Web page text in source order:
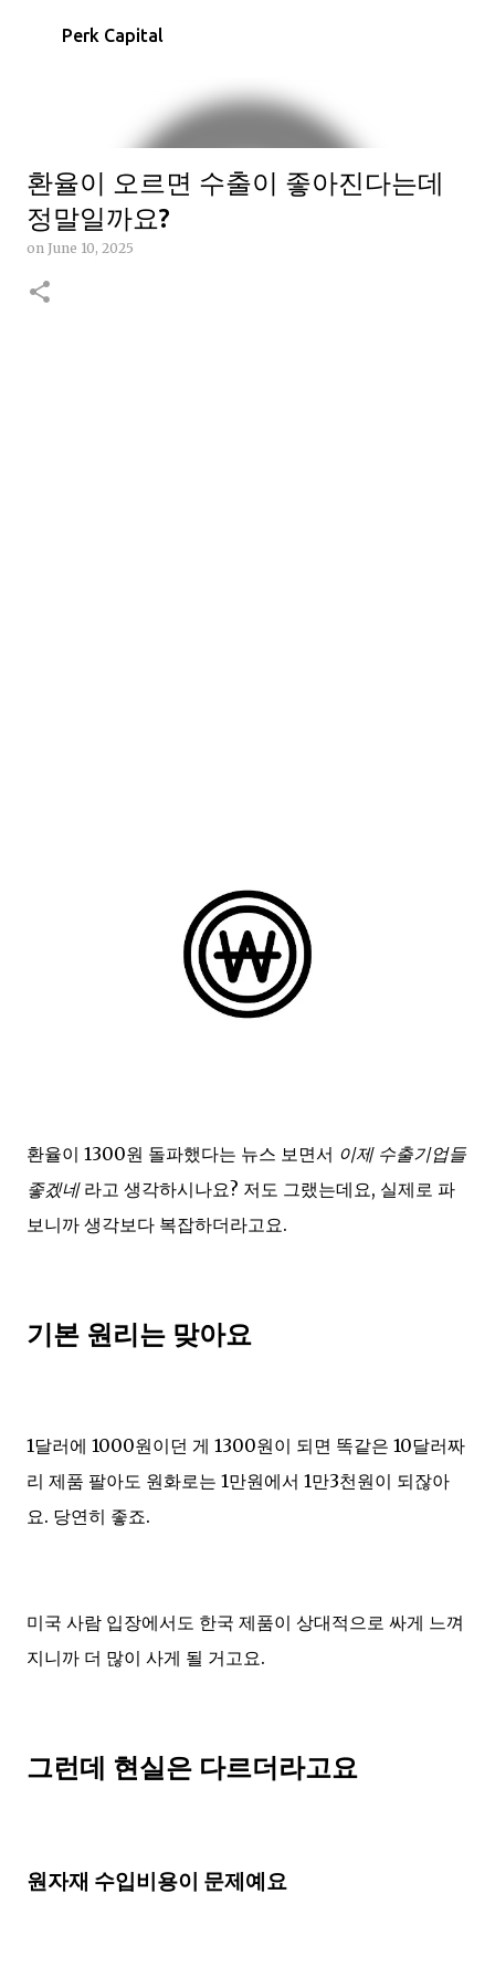
Perk Capital
환율이 오르면 수출이 좋아진다는데
정말일까요?
on June 10, 2025
환율이 1300원 돌파했다는 뉴스 보면서 이제 수출기업들
좋겠네라고 생각하시나요? 저도 그랬는데요, 실제로 파
보니까 생각보다 복잡하더라고요.
기본 원리는 맞아요
1달러에 1000원이던 게 1300원이 되면 똑같은 10달러짜
리 제품 팔아도 원화로는 1만원에서 1만3천원이 되잖아
요. 당연히 좋죠.
미국 사람 입장에서도 한국 제품이 상대적으로 싸게 느껴
지니까 더 많이 사게 될 거고요.
그런데 현실은 다르더라고요
원자재 수입비용이 문제예요